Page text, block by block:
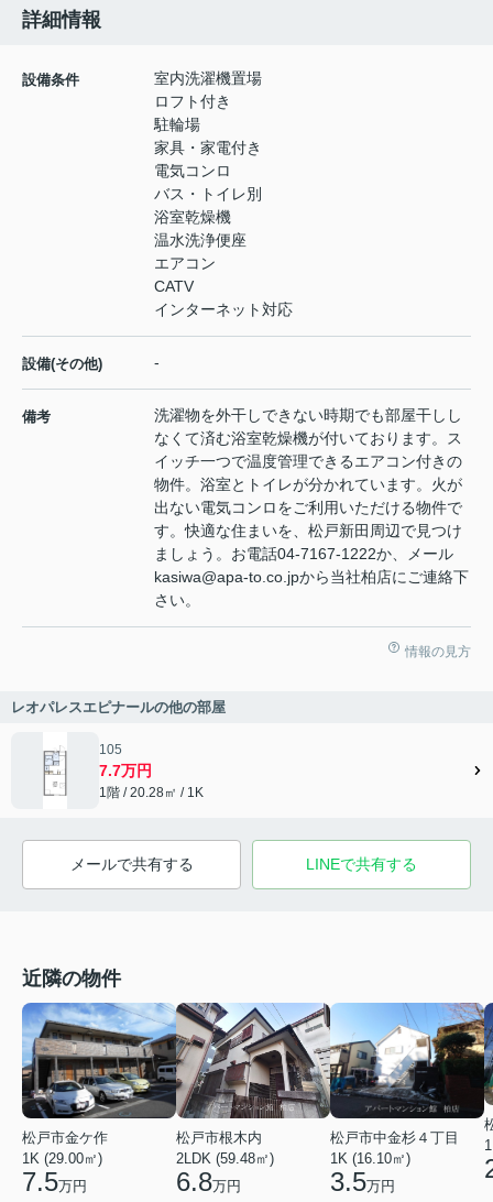
詳細情報
設備条件
室内洗濯機置場
ロフト付き
駐輪場
家具・家電付き
電気コンロ
バス・トイレ別
浴室乾燥機
温水洗浄便座
エアコン
CATV
インターネット対応
設備(その他) -
備考
洗濯物を外干しできない時期でも部屋干しし
なくて済む浴室乾燥機が付いております。ス
イッチ一つで温度管理できるエアコン付きの
物件。浴室とトイレが分かれています。火が
出ない電気コンロをご利用いただける物件で
す。快適な住まいを、松戸新田周辺で見つけ
ましょう。お電話04-7167-1222か、メール
kasiwa@apa-to.co.jpから当社柏店にご連絡下
さい。
情報の見方
レオパレスエピナールの他の部屋
105
7.7万円
1階 / 20.28㎡ / 1K
メールで共有する LINEで共有する
近隣の物件
松戸市金ケ作
1K (29.00㎡)
7.5万円
松戸市根木内
2LDK (59.48㎡)
6.8万円
松戸市中金杉４丁目
1K (16.10㎡)
3.5万円